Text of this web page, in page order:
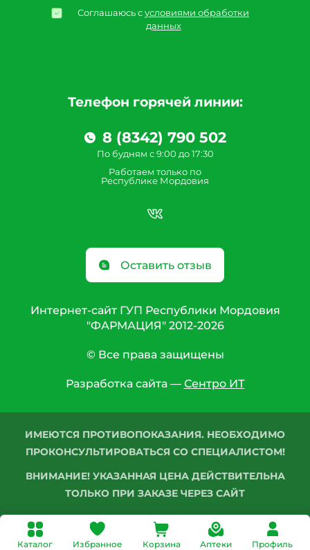
Каталог Избранное Корзина Аптеки Профиль
Телефон горячей линии:
8 (8342) 790 502
По будням с 9:00 до 17:30
Работаем только по
Республике Мордовия
Оставить отзыв
Соглашаюсь сусловиями обработки
данных
Интернет-сайт ГУП Республики Мордовия
"ФАРМАЦИЯ" 2012-2026
© Все права защищены
Разработка сайта — Сентро ИТ
ИМЕЮТСЯ ПРОТИВОПОКАЗАНИЯ. НЕОБХОДИМО
ПРОКОНСУЛЬТИРОВАТЬСЯ СО СПЕЦИАЛИСТОМ!
ВНИМАНИЕ! УКАЗАННАЯ ЦЕНА ДЕЙСТВИТЕЛЬНА
ТОЛЬКО ПРИ ЗАКАЗЕ ЧЕРЕЗ САЙТ